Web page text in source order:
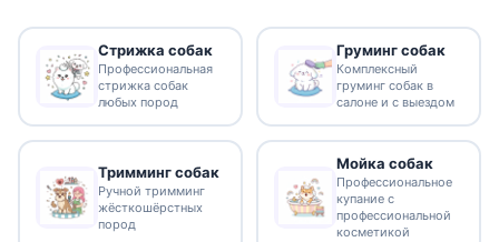
Стрижка собак
Профессиональная
стрижка собак
любых пород
Груминг собак
Комплексный
груминг собак в
салоне и с выездом
Тримминг собак
Ручной тримминг
жёсткошёрстных
пород
Мойка собак
Профессиональное
купание с
профессиональной
косметикой